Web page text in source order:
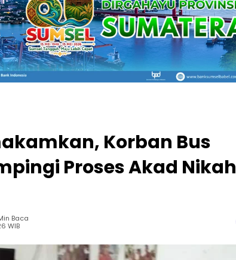
Korban Bus
Proses Akad Nikah
Baca
WIB